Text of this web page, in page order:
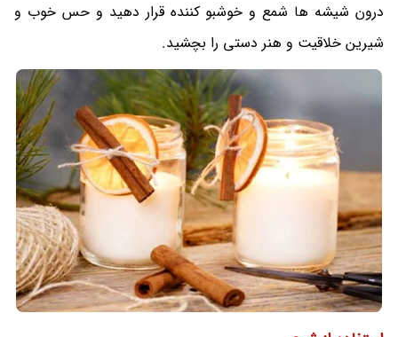
درون شیشه ها شمع و خوشبو کننده قرار دهید و حس خوب و
شیرین خلاقیت و هنر دستی را بچشید.